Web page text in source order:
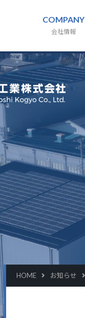
COMPANY
会社情報
HOME お知らせ